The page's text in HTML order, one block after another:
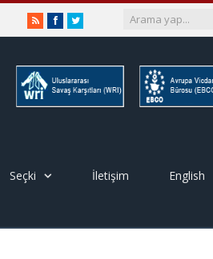
RSSFacebookTwitter
Seçki İletişim English